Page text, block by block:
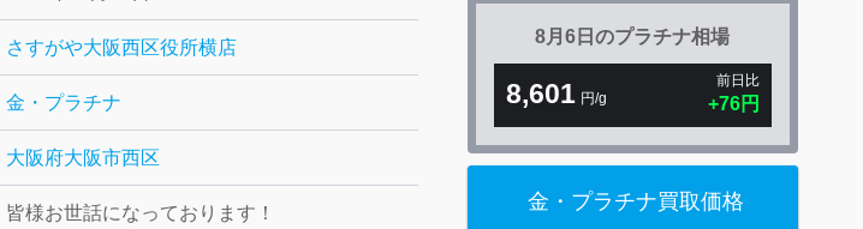
さすがや大阪西区役所横店
金・プラチナ
大阪府大阪市西区
皆様お世話になっております！
8月6日のプラチナ相場
8,601 円/g
前日比
+76円
金・プラチナ買取価格